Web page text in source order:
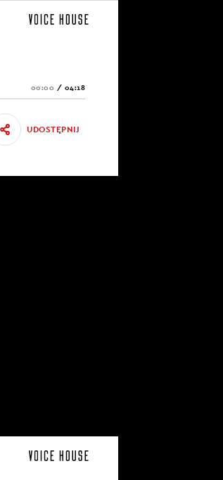
00:00 / 04:18
UDOSTĘPNIJ